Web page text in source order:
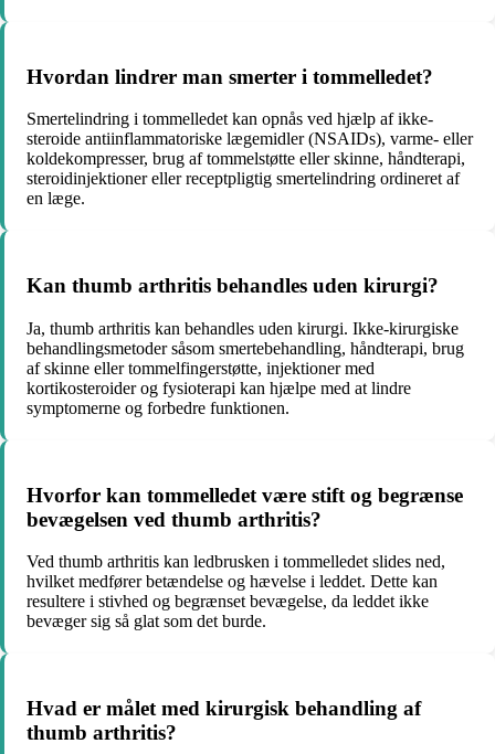
Hvordan lindrer man smerter i tommelledet?
Smertelindring i tommelledet kan opnås ved hjælp af ikke-
steroide antiinflammatoriske lægemidler (NSAIDs), varme- eller
koldekompresser, brug af tommelstøtte eller skinne, håndterapi,
steroidinjektioner eller receptpligtig smertelindring ordineret af
en læge.
Kan thumb arthritis behandles uden kirurgi?
Ja, thumb arthritis kan behandles uden kirurgi. Ikke-kirurgiske
behandlingsmetoder såsom smertebehandling, håndterapi, brug
af skinne eller tommelfingerstøtte, injektioner med
kortikosteroider og fysioterapi kan hjælpe med at lindre
symptomerne og forbedre funktionen.
Hvorfor kan tommelledet være stift og begrænse
bevægelsen ved thumb arthritis?
Ved thumb arthritis kan ledbrusken i tommelledet slides ned,
hvilket medfører betændelse og hævelse i leddet. Dette kan
resultere i stivhed og begrænset bevægelse, da leddet ikke
bevæger sig så glat som det burde.
Hvad er målet med kirurgisk behandling af
thumb arthritis?